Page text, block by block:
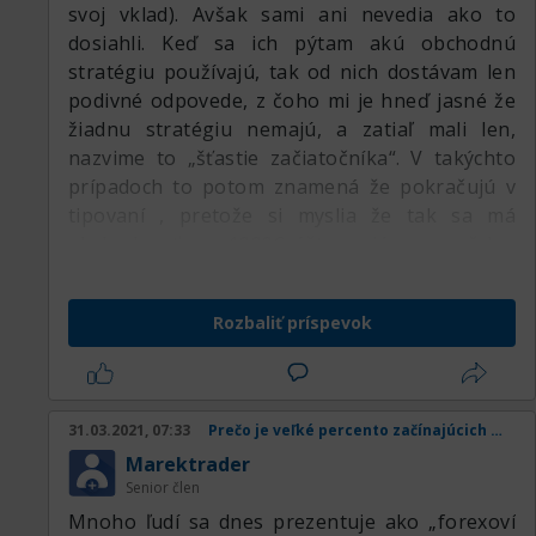
svoj vklad). Avšak sami ani nevedia ako to
dosiahli. Keď sa ich pýtam akú obchodnú
stratégiu používajú, tak od nich dostávam len
podivné odpovede, z čoho mi je hneď jasné že
žiadnu stratégiu nemajú, a zatiaľ mali len,
nazvime to „šťastie začiatočníka“. V takýchto
prípadoch to potom znamená že pokračujú v
zastavia a potom rok vôbec neobchodujú alebo
sa na to úplne vykašlú.
Pozor, je mnoho ľudí ktorým obchodovanie ide
od začiatku, ale dôležité je že na konzistentné
dodržiavajú money management. Preto sa im
darí dlhodobo. Majú totiž systém
Rozbaliť príspevok
31.03.2021, 07:33 Prečo je veľké percento začínajúcich obchodníkov v strate
Marektrader
Senior člen
Mnoho ľudí sa dnes prezentuje ako „forexoví